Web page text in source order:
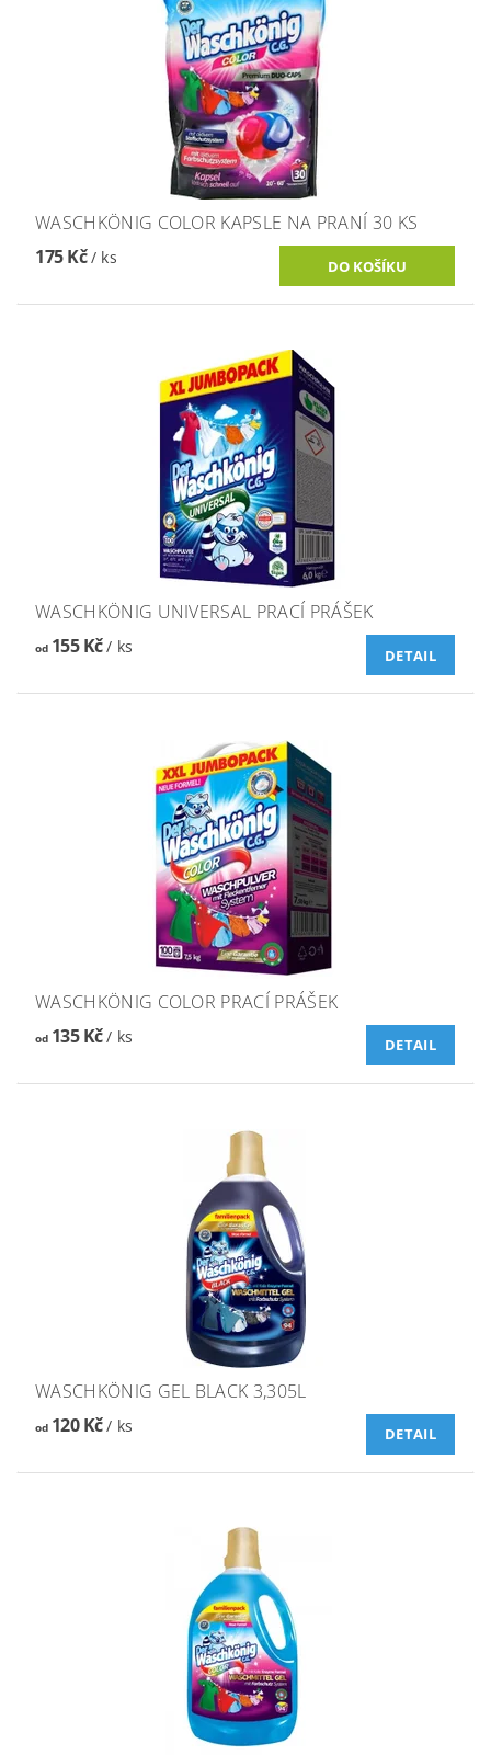
WASCHKÖNIG COLOR KAPSLE NA PRANÍ 30 KS
175 Kč/ ks
WASCHKÖNIG UNIVERSAL PRACÍ PRÁŠEK
od155 Kč/ ks DETAIL
WASCHKÖNIG COLOR PRACÍ PRÁŠEK
od135 Kč/ ks DETAIL
WASCHKÖNIG GEL BLACK 3,305L
od120 Kč/ ks DETAIL